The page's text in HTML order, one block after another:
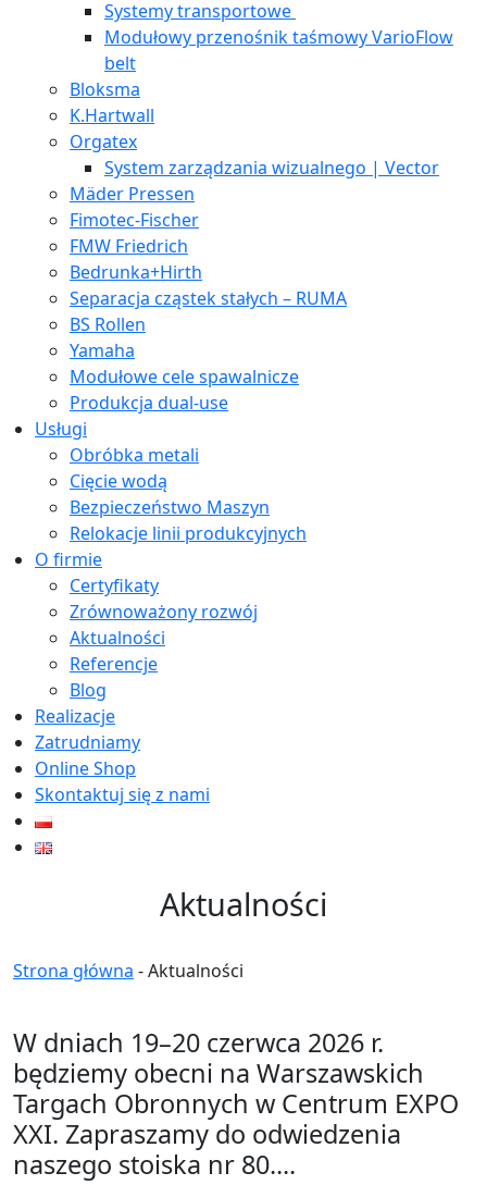
Systemy transportowe
Modułowy przenośnik taśmowy VarioFlow
belt
Bloksma
K.Hartwall
Orgatex
System zarządzania wizualnego | Vector
Mäder Pressen
Fimotec-Fischer
FMW Friedrich
Bedrunka+Hirth
Separacja cząstek stałych – RUMA
BS Rollen
Yamaha
Modułowe cele spawalnicze
Produkcja dual-use
Usługi
Obróbka metali
Cięcie wodą
Bezpieczeństwo Maszyn
Relokacje linii produkcyjnych
O firmie
Certyfikaty
Zrównoważony rozwój
Aktualności
Referencje
Blog
Realizacje
Zatrudniamy
Online Shop
Skontaktuj się z nami
Aktualności
Strona główna -Aktualności
W dniach 19–20 czerwca 2026 r.
będziemy obecni na Warszawskich
Targach Obronnych w Centrum EXPO
XXI. Zapraszamy do odwiedzenia
naszego stoiska nr 80....